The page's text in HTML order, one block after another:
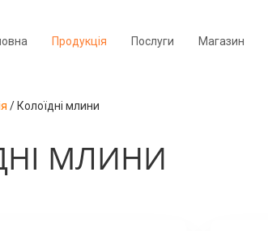
Продукція Послуги Магазин
/ Колоїдні млини
МЛИНИ